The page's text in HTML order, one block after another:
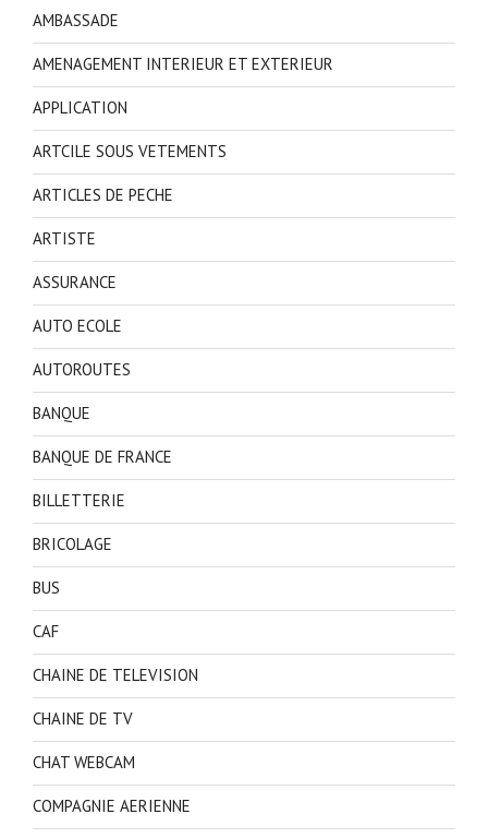
AMBASSADE
AMENAGEMENT INTERIEUR ET EXTERIEUR
APPLICATION
ARTCILE SOUS VETEMENTS
ARTICLES DE PECHE
ARTISTE
ASSURANCE
AUTO ECOLE
AUTOROUTES
BANQUE
BANQUE DE FRANCE
BILLETTERIE
BRICOLAGE
BUS
CAF
CHAINE DE TELEVISION
CHAINE DE TV
CHAT WEBCAM
COMPAGNIE AERIENNE